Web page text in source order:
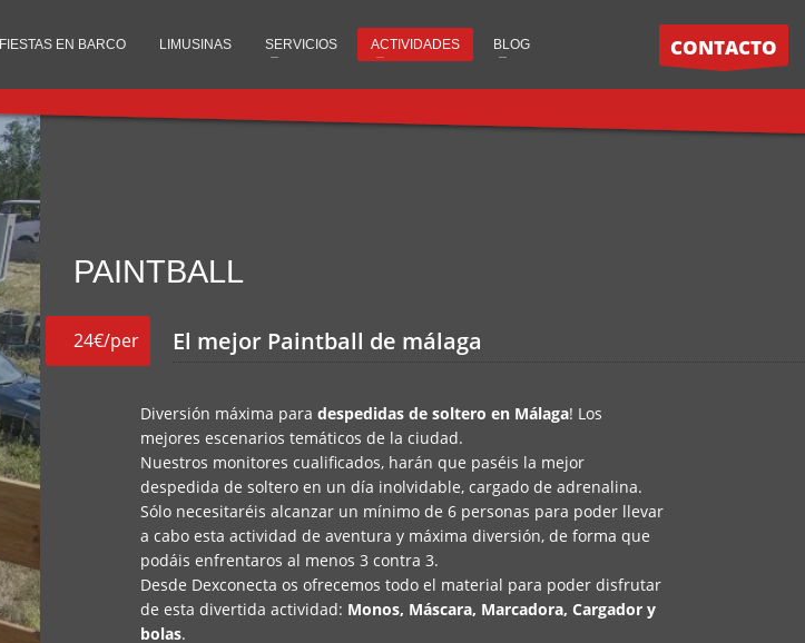
FIESTAS EN BARCO LIMUSINAS SERVICIOS ACTIVIDADES BLOG CONTACTO
PAINTBALL
24€/per El mejor Paintball de málaga
Diversión máxima para despedidas de soltero en Málaga! Los
mejores escenarios temáticos de la ciudad.
Nuestros monitores cualificados, harán que paséis la mejor
despedida de soltero en un día inolvidable, cargado de adrenalina.
Sólo necesitaréis alcanzar un mínimo de 6 personas para poder llevar
a cabo esta actividad de aventura y máxima diversión, de forma que
podáis enfrentaros al menos 3 contra 3.
Desde Dexconecta os ofrecemos todo el material para poder disfrutar
de esta divertida actividad: Monos, Máscara, Marcadora, Cargador y
bolas.